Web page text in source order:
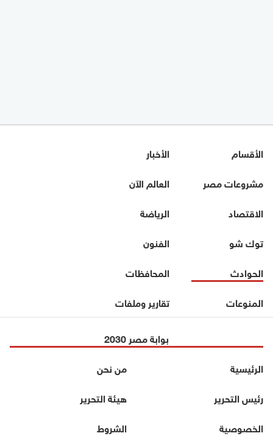
الأقسام
الأخبار
مشروعات مصر
العالم الآن
الاقتصاد
الرياضة
توك شو
الفنون
الحوادث
المحافظات
المنوعات
تقارير وملفات
بوابة مصر 2030
الرئيسية
من نحن
رئيس التحرير
هيئة التحرير
الخصوصية
الشروط